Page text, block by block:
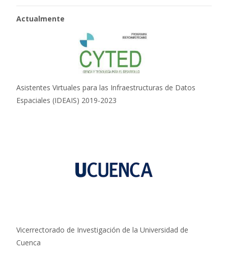
Actualmente
Asistentes Virtuales para las Infraestructuras de Datos
Espaciales (IDEAIS) 2019-2023
Vicerrectorado de Investigación de la Universidad de
Cuenca